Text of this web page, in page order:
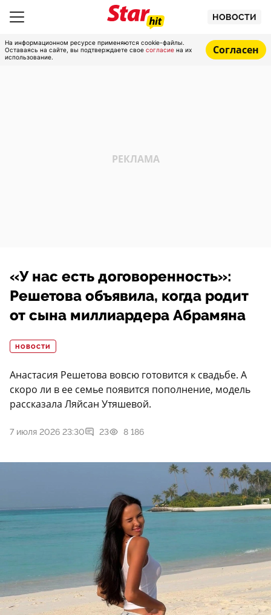
НОВОСТИ
На информационном ресурсе применяются cookie-файлы.
Оставаясь на сайте, вы подтверждаете свое согласие на их
использование.
Согласен
«У нас есть договоренность»:
Решетова объявила, когда родит
от сына миллиардера Абрамяна
НОВОСТИ
Анастасия Решетова вовсю готовится к свадьбе. А
скоро ли в ее семье появится пополнение, модель
рассказала Ляйсан Утяшевой.
7 июля 2026 23:30 23 8 186